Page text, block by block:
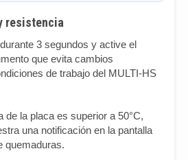
resistencia
3 segundos y active el
que evita cambios
de trabajo del MULTI-HS
de la placa es superior a 50°C,
una notificación en la pantalla
quemaduras.